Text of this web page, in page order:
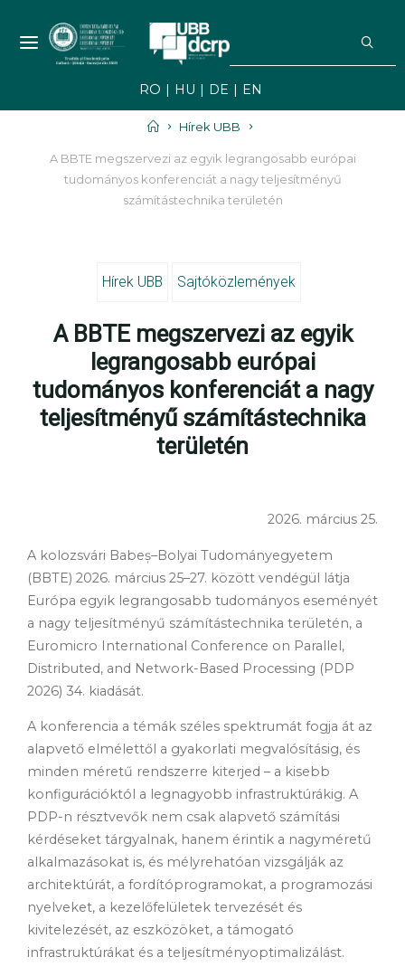
EVENIMENTE
UBB
RO HU DE EN
Home
Hírek UBB
A BBTE megszervezi az egyik legrangosabb európai
tudományos konferenciát a nagy teljesítményű
számítástechnika területén
Hírek UBB Sajtóközlemények
A BBTE megszervezi az egyik
legrangosabb európai
tudományos konferenciát a nagy
teljesítményű számítástechnika
területén
2026. március 25.
A kolozsvári Babeș–Bolyai Tudományegyetem
(BBTE) 2026. március 25–27. között vendégül látja
Európa egyik legrangosabb tudományos eseményét
a nagy teljesítményű számítástechnika területén, a
Euromicro International Conference on Parallel,
Distributed, and Network-Based Processing (PDP
2026) 34. kiadását.
A konferencia a témák széles spektrumát fogja át az
alapvető elmélettől a gyakorlati megvalósításig, és
minden méretű rendszerre kiterjed – a kisebb
konfigurációktól a legnagyobb infrastruktúrákig. A
PDP-n résztvevők nem csak alapvető számítási
kérdéseket tárgyalnak, hanem érintik a nagyméretű
alkalmazásokat is, és mélyrehatóan vizsgálják az
architektúrát, a fordítóprogramokat, a programozási
nyelveket, a kezelőfelületek tervezését és
kivitelezését, az eszközöket, a támogató
infrastruktúrákat és a teljesítményoptimalizálást.